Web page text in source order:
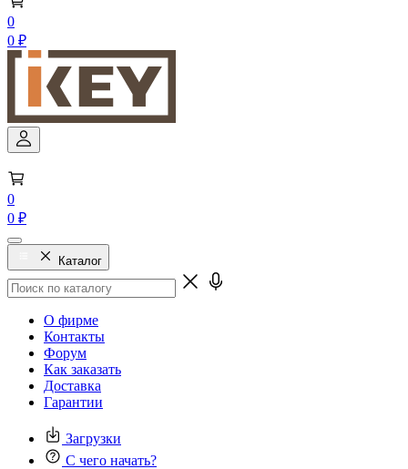
0
0 ₽
0
0 ₽
Каталог
О фирме
Контакты
Форум
Как заказать
Доставка
Гарантии
Загрузки
С чего начать?